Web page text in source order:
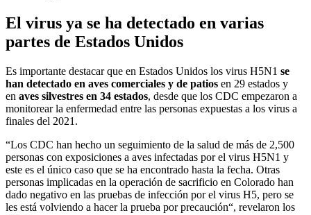
El virus ya se ha detectado en varias
partes de Estados Unidos
Es importante destacar que en Estados Unidos los virus H5N1 se
han detectado en aves comerciales y de patios en 29 estados y
en aves silvestres en 34 estados, desde que los CDC empezaron a
monitorear la enfermedad entre las personas expuestas a los virus a
finales del 2021.
“Los CDC han hecho un seguimiento de la salud de más de 2,500
personas con exposiciones a aves infectadas por el virus H5N1 y
este es el único caso que se ha encontrado hasta la fecha. Otras
personas implicadas en la operación de sacrificio en Colorado han
dado negativo en las pruebas de infección por el virus H5, pero se
les está volviendo a hacer la prueba por precaución“, revelaron los